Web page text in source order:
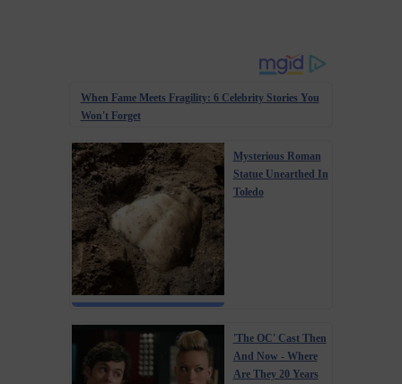
When Fame Meets Fragility: 6 Celebrity Stories You
Won't Forget
Mysterious Roman
Statue Unearthed In
Toledo
'The OC' Cast Then
And Now - Where
Are They 20 Years